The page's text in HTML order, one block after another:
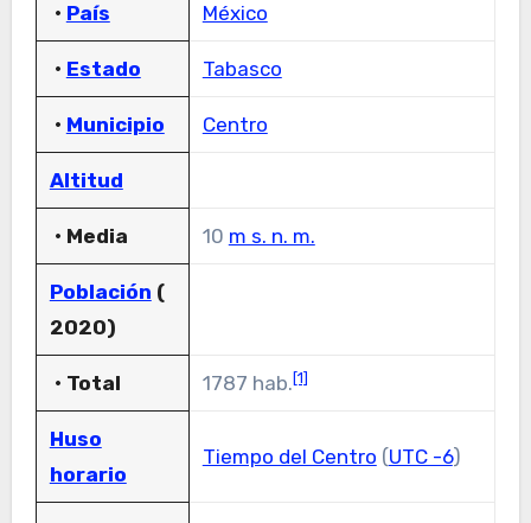
• País México
• Estado Tabasco
• Municipio Centro
Altitud
• Media 10 m s. n. m.
Población (
2020)
• Total 1787 hab.[1]
Huso
horario
Tiempo del Centro (UTC -6)